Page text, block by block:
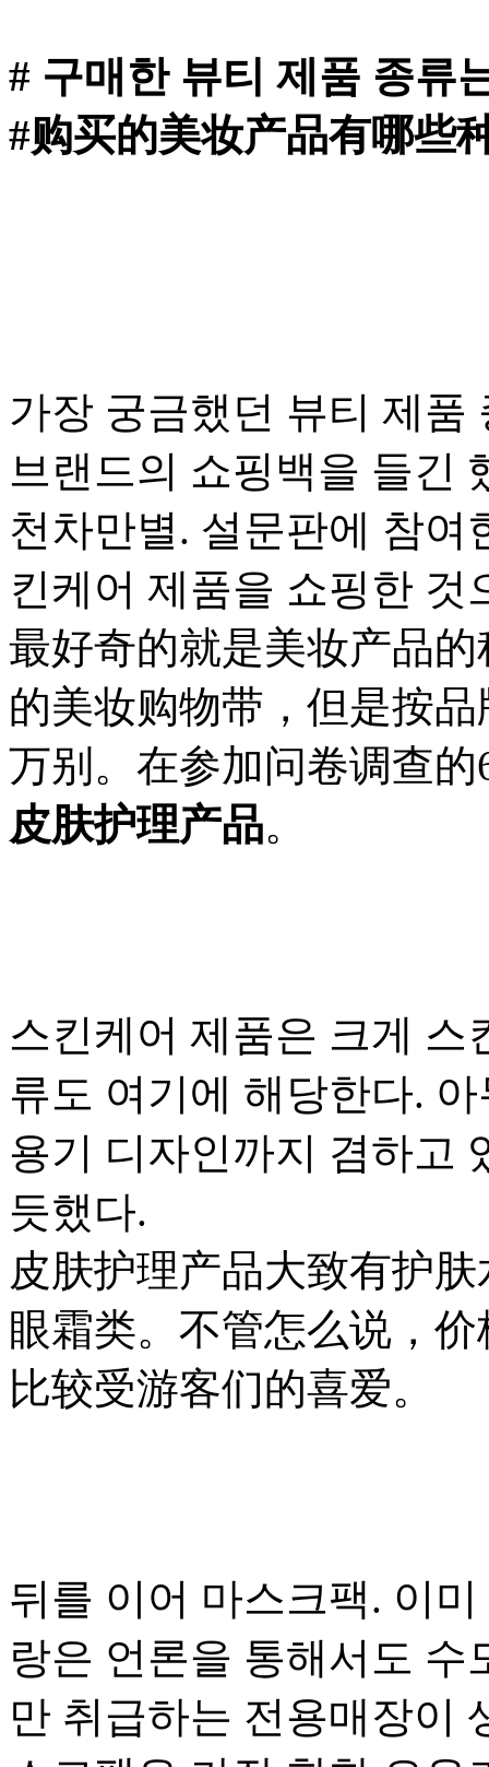
# 구매한 뷰티 제품 종류
#购买的美妆产品有哪些
가장 궁금했던 뷰티 제품
브랜드의 쇼핑백을 들긴
천차만별. 설문판에 참여
킨케어 제품을 쇼핑한 것
最好奇的就是美妆产品
的美妆购物带，但是按
万别。在参加问卷调查
皮肤护理产品。
스킨케어 제품은 크게 스
류도 여기에 해당한다.
용기 디자인까지 겸하고
듯했다.
皮肤护理产品大致有护
眼霜类。不管怎么说，
比较受游客们的喜爱。
뒤를 이어 마스크팩. 이
랑은 언론을 통해서도 수
만 취급하는 전용매장이